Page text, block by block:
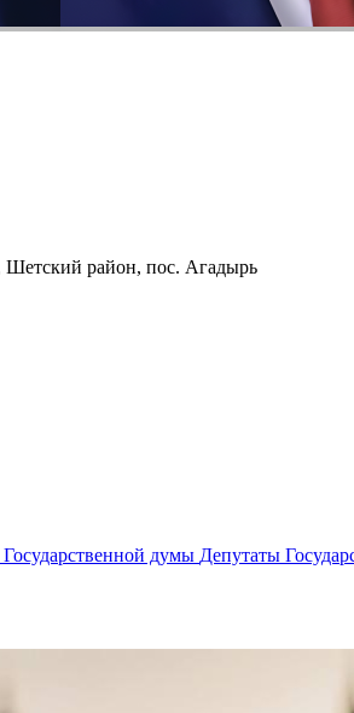
Шетский район, пос. Агадырь
думы Депутаты